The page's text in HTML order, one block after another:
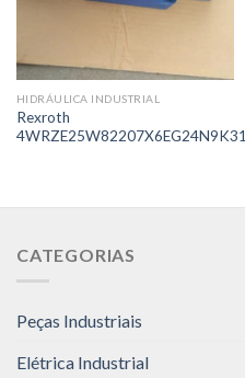
HIDRÁULICA INDUSTRIAL
Rexroth
4WRZE25W82207X6EG24N9K31
CATEGORIAS
Peças Industriais
Elétrica Industrial